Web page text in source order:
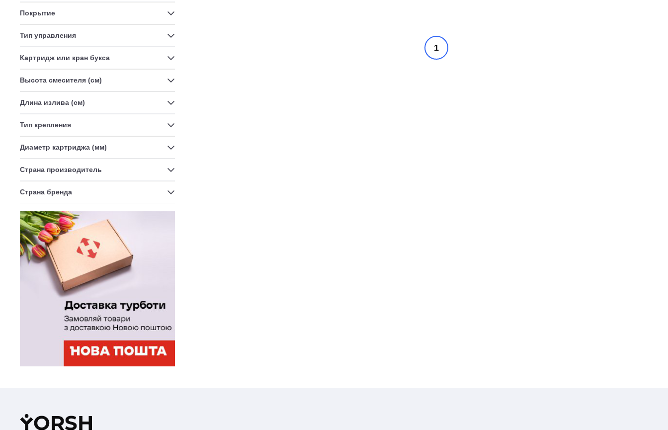
Покрытие
Тип управления
Картридж или кран букса
Высота смесителя (см)
Длина излива (см)
Тип крепления
Диаметр картриджа (мм)
Страна производитель
Страна бренда
1
YORSH